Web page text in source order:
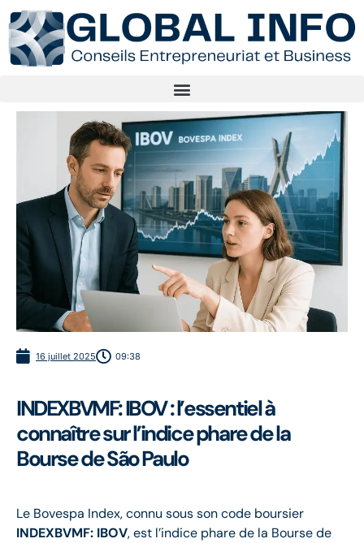
16 juillet 2025 09:38
INDEXBVMF: IBOV : l’essentiel à
connaître sur l’indice phare de la
Bourse de São Paulo
Le Bovespa Index, connu sous son code boursier
INDEXBVMF: IBOV, est l’indice phare de la Bourse de